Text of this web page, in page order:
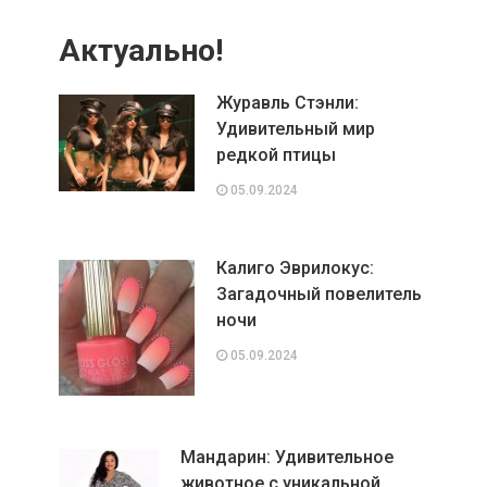
Актуально!
Журавль Стэнли:
Удивительный мир
редкой птицы
05.09.2024
Калиго Эврилокус:
Загадочный повелитель
ночи
05.09.2024
Мандарин: Удивительное
животное с уникальной